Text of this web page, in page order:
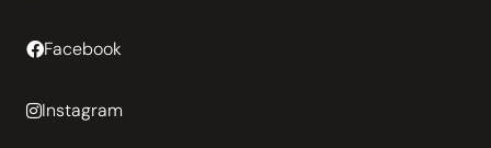
Facebook
Instagram